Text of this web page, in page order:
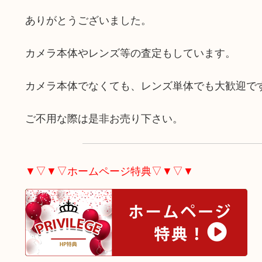
ありがとうございました。
カメラ本体やレンズ等の査定もしています。
カメラ本体でなくても、レンズ単体でも大歓迎で
ご不用な際は是非お売り下さい。
▼▽▼▽ホームページ特典▽▼▽▼